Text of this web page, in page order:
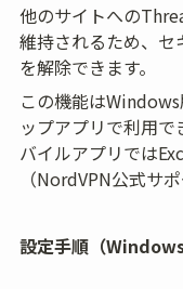
他のサイトへの
維持されるため、セ
を解除できます。
この機能は
ップアプリで利用
バイルアプリでは
（NordVPN公式サ
設定手順（